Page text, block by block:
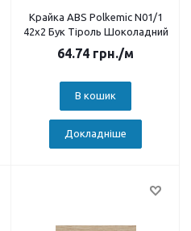
Крайка ABS Polkemic N01/1
42х2 Бук Тіроль Шоколадний
64.74 грн./м
В кошик
Докладніше